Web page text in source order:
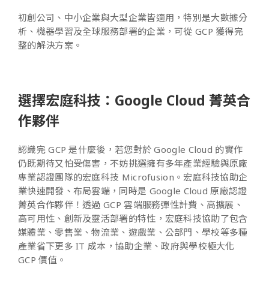
初創公司、中小企業與大型企業皆適用，特別是大數據分
析、機器學習及全球服務部署的企業，可從 GCP 獲得完
整的解決方案。
選擇宏庭科技：Google Cloud 菁英合
作夥伴
認識完 GCP 是什麼後，若您對於 Google Cloud 的實作
仍既期待又怕受傷害，不妨挑選擁有多年產業經驗與原廠
專業認證團隊的宏庭科技 Microfusion。宏庭科技協助企
業快速開發、布局雲端，同時是 Google Cloud 原廠認證
菁英合作夥伴！透過 GCP 雲端服務彈性計費、高擴展、
高可用性、創新及靈活部署的特性，宏庭科技協助了包含
媒體業、零售業、物流業、遊戲業、公部門、學校等多種
產業省下更多 IT 成本，協助企業、政府與學校極大化
GCP 價值。